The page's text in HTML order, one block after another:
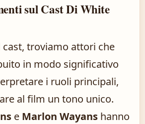
sul Cast Di White
cast, troviamo attori che
in modo significativo
i ruoli principali,
al film un tono unico.
e Marlon Wayans hanno